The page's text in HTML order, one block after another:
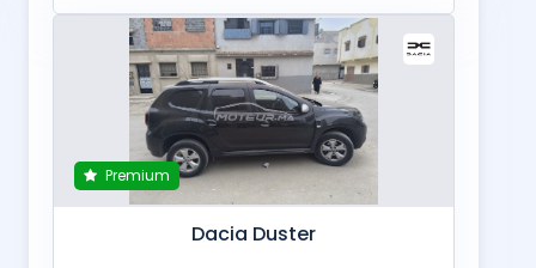
Premium
Dacia Duster